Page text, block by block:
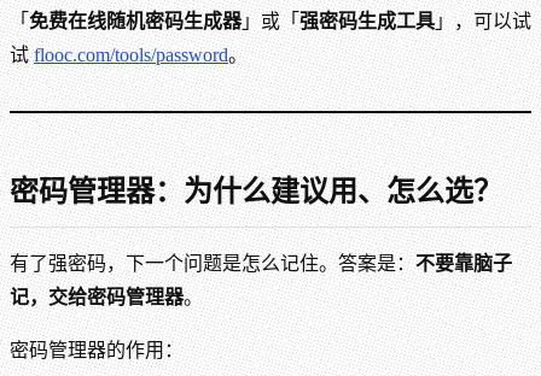
「免费在线随机密码生成器」或「强密码生成工具」，可以试
试flooc.com/tools/password。
密码管理器：为什么建议用、怎么选？
有了强密码，下一个问题是怎么记住。答案是：不要靠脑子
记，交给密码管理器。
密码管理器的作用：